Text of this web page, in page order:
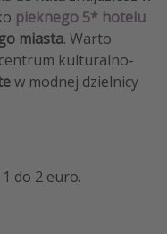
pieknego 5* hotelu
miasta. Warto
kulturalno-
w modnej dzielnicy
do 2 euro.